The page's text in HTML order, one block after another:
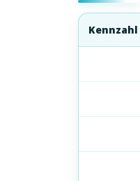
Kennzahl